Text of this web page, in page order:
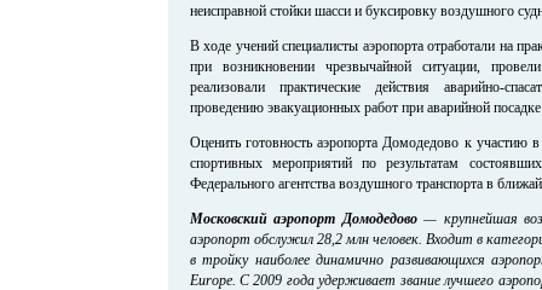
неисправной стойки шасси и буксировку воздушного
В ходе учений специалисты аэропорта отработали на
при возникновении чрезвычайной ситуации,
реализовали практические действия аварийно-
проведению эвакуационных работ при аварийной
Оценить готовность аэропорта Домодедово к участию
спортивных мероприятий по результатам
Федерального агентства воздушного транспорта в
Московский аэропорт Домодедово— крупнейшая
аэропорт обслужил 28,2 млн человек. Входит в
в тройку наиболее динамично развивающихся
Europe. С 2009 года удерживает звание лучшего